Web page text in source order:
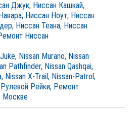
Джук, Ниссан Кашкай,
, Ниссан Ноут, Ниссан
, Ниссан Теана, Ниссан
Ниссан
, Nissan Murano, Nissan
Pathfinder, Nissan Qashqai,
, Nissan X-Trail, Nissan-Patrol,
Рейки, Ремонт
Москве